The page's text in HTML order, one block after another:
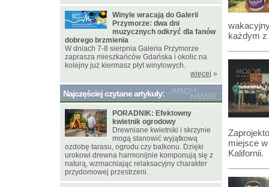
każdym z
miejsce
Kalifornii.
Winyle wracają do Galerii
Przymorze: dwa dni
muzycznych odkryć dla fanów
dobrego brzmienia
W dniach 7-8 sierpnia Galeria Przymorze
zaprasza mieszkańców Gdańska i okolic na
kolejny już kiermasz płyt winylowych.
więcej »
Najczęściej czytane artykuły:
PORADNIK: Efektowny
kwietnik ogrodowy
Drewniane kwietniki i skrzynie
mogą stanowić wyjątkową
ozdobę tarasu, ogrodu czy balkonu. Dzięki
urokowi drewna harmonijnie komponują się z
naturą, wzmacniając relaksacyjny charakter
przydomowej przestrzeni.